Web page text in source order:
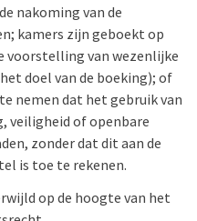
nakoming van de
kamers zijn geboekt op
voorstelling van wezenlijke
doel van de boeking); of
nemen dat het gebruik van
veiligheid of openbare
zonder dat dit aan de
is toe te rekenen.
op de hoogte van het